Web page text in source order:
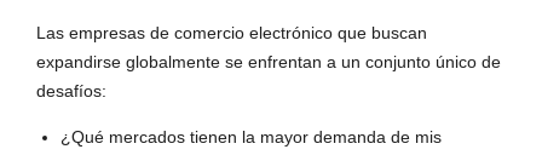
Las empresas de comercio electrónico que buscan
expandirse globalmente se enfrentan a un conjunto único de
desafíos:
¿Qué mercados tienen la mayor demanda de mis